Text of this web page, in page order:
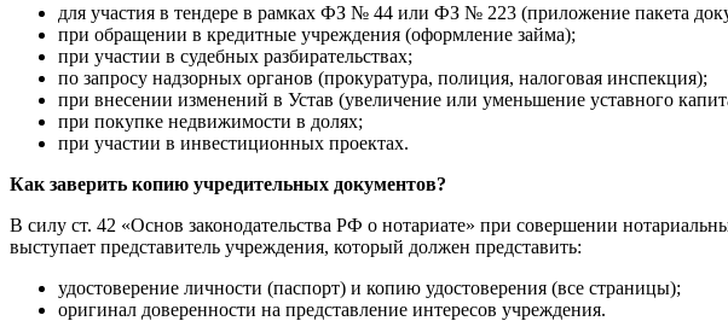
для участия в тендере в рамках ФЗ № 44 или ФЗ № 223 (приложение пакета
при обращении в кредитные учреждения (оформление займа);
при участии в судебных разбирательствах;
по запросу надзорных органов (прокуратура, полиция, налоговая инспекция);
при внесении изменений в Устав (увеличение или уменьшение уставного
при покупке недвижимости в долях;
при участии в инвестиционных проектах.
Как заверить копию учредительных документов?
В силу ст. 42 «Основ законодательства РФ о нотариате» при совершении
выступает представитель учреждения, который должен представить:
удостоверение личности (паспорт) и копию удостоверения (все страницы);
оригинал доверенности на представление интересов учреждения.